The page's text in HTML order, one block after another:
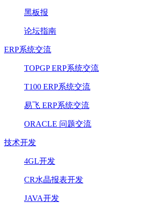
黑板报
论坛指南
ERP系统交流
TOPGP ERP系统交流
T100 ERP系统交流
易飞 ERP系统交流
ORACLE 问题交流
技术开发
4GL开发
CR水晶报表开发
JAVA开发